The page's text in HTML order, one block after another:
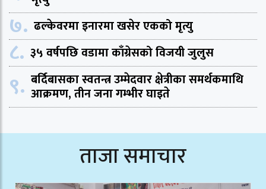
७. ढल्केवरमा इनारमा खसेर एकको मृत्यु
८. ३५ वर्षपछि वडामा काँग्रेसको विजयी जुलुस
९. बर्दिबासका स्वतन्त्र उम्मेदवार क्षेत्रीका समर्थकमाथि
आक्रमण, तीन जना गम्भीर घाइते
ताजा समाचार